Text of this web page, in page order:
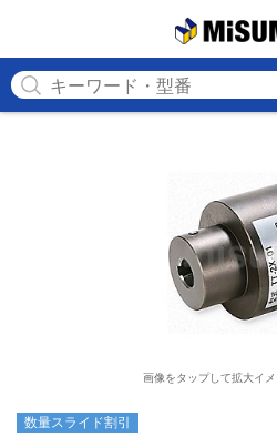
画像をタップして拡大イ
数量スライド割引